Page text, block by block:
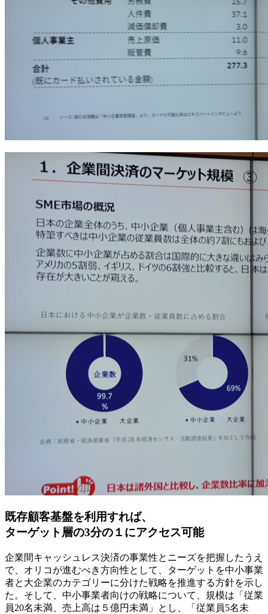
既存顧客基盤を利用すれば、
ターゲット層の3分の１にアクセス可能
企業間キャッシュレス決済の事業性とニーズを把握したうえ
で、オリコが進むべき方向性として、ターゲットを中小事業
者と大企業のカテゴリーに分けた戦略を推進する方針を示し
た。そして、中小事業者向けの戦略について、規模は「従業
員20名未満、売上高は５億円未満」とし、「従業員5名未